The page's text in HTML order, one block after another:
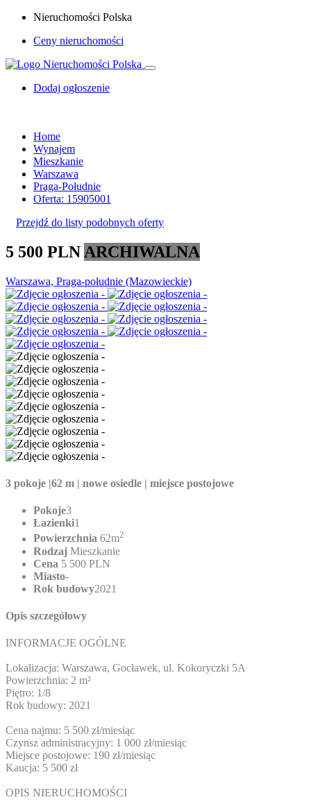
Nieruchomości Polska
Ceny nieruchomości
Dodaj ogłoszenie
Home
Wynajem
Mieszkanie
Warszawa
Praga-Południe
Oferta: 15905001
Przejdź do listy podobnych oferty
5 500 PLN ARCHIWALNA
Warszawa, Praga-południe (Mazowieckie)
3 pokoje |62 m | nowe osiedle | miejsce postojowe
Pokoje3
Łazienki1
Powierzchnia 62m2
Rodzaj Mieszkanie
Cena 5 500 PLN
Miasto-
Rok budowy2021
Opis szczegółowy
INFORMACJE OGÓLNE
Lokalizacja: Warszawa, Gocławek, ul. Kokoryczki 5A
Powierzchnia: 2 m²
Piętro: 1/8
Rok budowy: 2021
Cena najmu: 5 500 zł/miesiąc
Czynsz administracyjny: 1 000 zł/miesiąc
Miejsce postojowe: 190 zł/miesiąc
Kaucja: 5 500 zł
OPIS NIERUCHOMOŚCI